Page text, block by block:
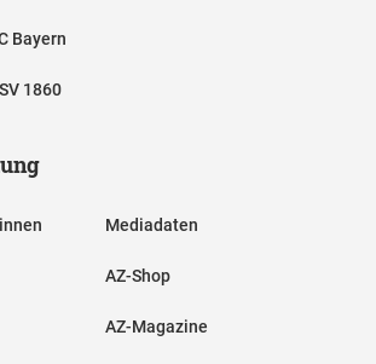
Bayern
1860
Mediadaten
AZ-Shop
AZ-Magazine